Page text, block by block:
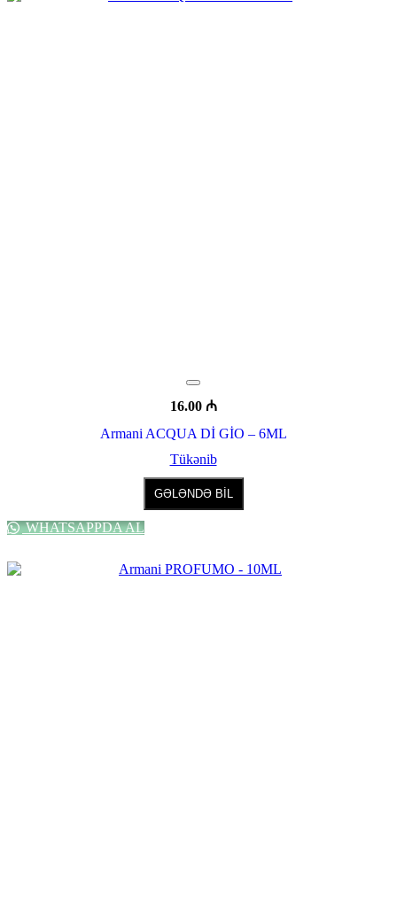
16.00 ₼
Armani ACQUA Dİ GİO – 6ML
Tükənib
GƏLƏNDƏ BİL
WHATSAPPDA AL